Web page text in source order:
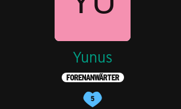
Yunus
FORENANWÄRTER